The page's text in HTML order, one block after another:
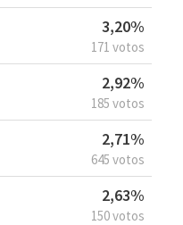
3,20%
171 votos
2,92%
185 votos
2,71%
645 votos
2,63%
150 votos